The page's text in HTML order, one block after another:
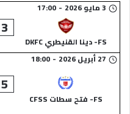
3 مايو 2026 -
17:00
FS- دينا القنيطري DKFC
3
27 أبريل 2026 -
18:00
FS- فتح سطات CFSS
5